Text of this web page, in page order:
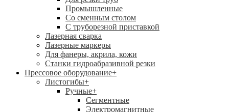
Промышленные
Со сменным столом
С труборезной приставкой
Лазерная сварка
Лазерные маркеры
Для фанеры, акрила, кожи
Станки гидроабразивной резки
Прессовое оборудование+
Листогибы+
Ручные+
Сегментные
Электромагнитные